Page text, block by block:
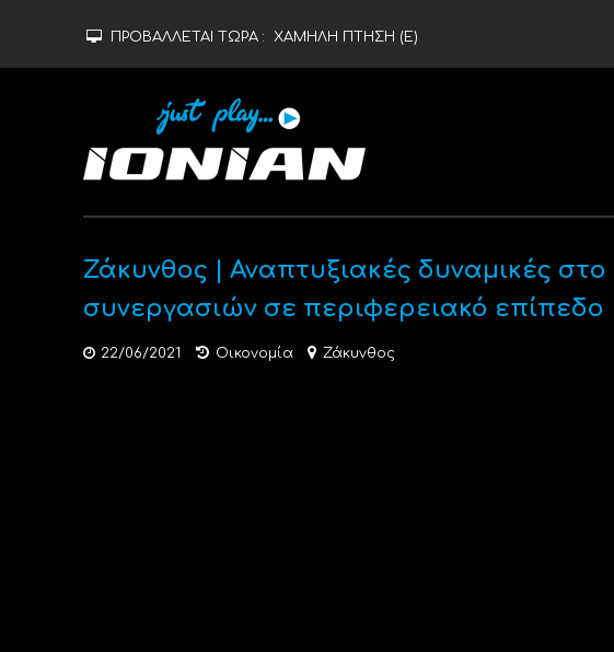
ΠΡΟΒΑΛΛΕΤΑΙ ΤΩΡΑ : ΧΑΜΗΛΗ ΠΤΗΣΗ (Ε)
Ζάκυνθος | Αναπτυξιακές δυναμικές στο
συνεργασιών σε περιφερειακό επίπεδο
22/06/2021 Οικονομία Ζάκυνθος